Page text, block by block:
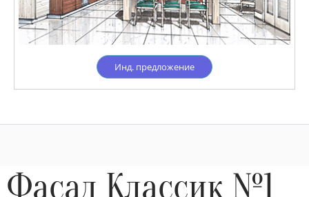
Инд. предложение
Фасад Классик №1